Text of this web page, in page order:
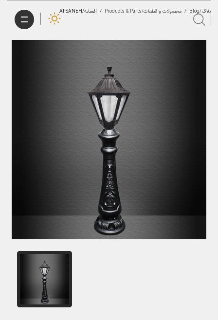
بلاگ/Blog / محصولات و قطعات/Products & Parts / افسانه/AFSANEH